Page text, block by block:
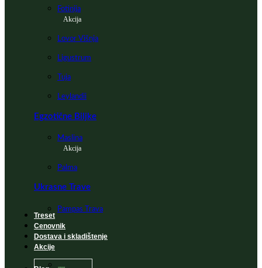
Fotinija
Akcija
Lovor Višnja
Ligustrum
Tuja
Leylandii
Egzotične Biljke
Maslina
Akcija
Palma
Ukrasne Trave
Pampas Trava
Treset
Cenovnik
Dostava i skladištenje
Akcije